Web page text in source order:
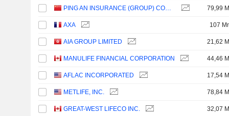
PING AN INSURANCE (GROUP) COMPANY OF CHINA, LTD. 79,99
AXA 107
AIA GROUP LIMITED 21,62
MANULIFE FINANCIAL CORPORATION 44,46
AFLAC INCORPORATED 17,54
METLIFE, INC. 78,84
GREAT-WEST LIFECO INC. 32,07